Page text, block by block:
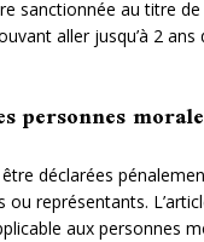
sanctionnée au titre de
aller jusqu’à 2
personnes
déclarées
représentants.
aux personnes